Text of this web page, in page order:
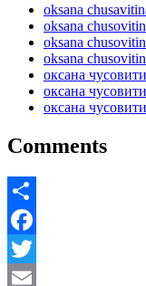
oksana
oksana
oksana
oksana
оксана
оксана
оксана
Comments
Share
Facebook
Twitter